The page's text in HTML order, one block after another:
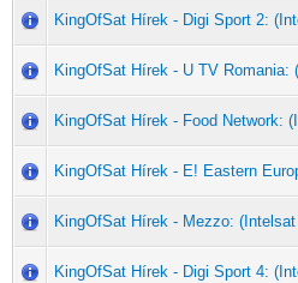
KingOfSat Hírek - Digi Sport 2:
KingOfSat Hírek - U TV Romania:
KingOfSat Hírek - Food Network:
KingOfSat Hírek - E! Eastern
KingOfSat Hírek - Mezzo: (Intelsat
KingOfSat Hírek - Digi Sport 4: